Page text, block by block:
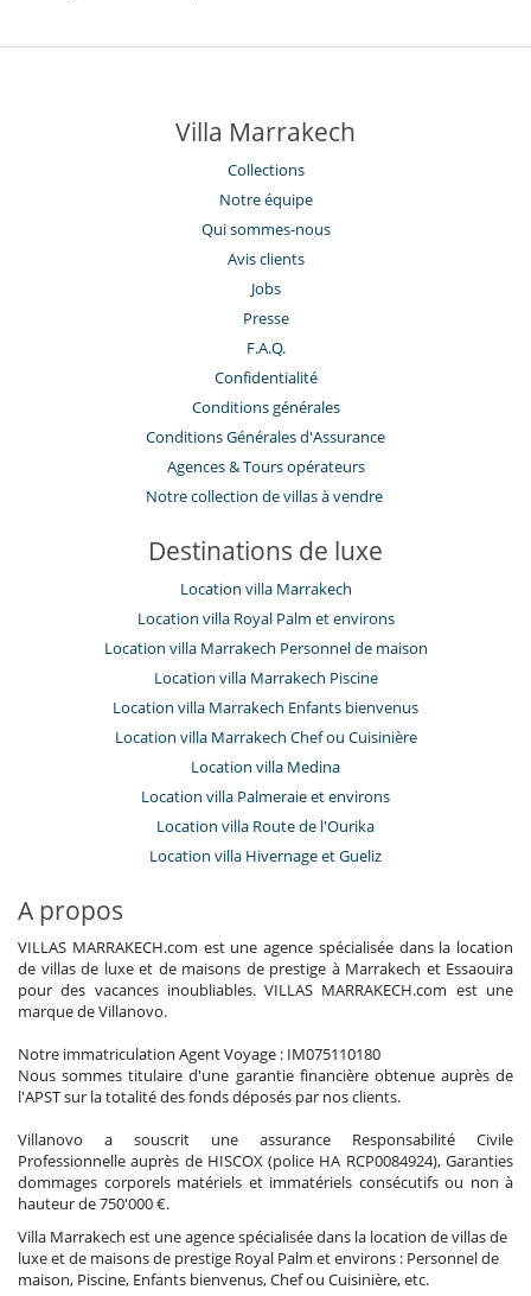
Villa Marrakech
Collections
Notre équipe
Qui sommes-nous
Avis clients
Jobs
Presse
F.A.Q.
Confidentialité
Conditions générales
Conditions Générales d'Assurance
​Agences & Tours opérateurs
Notre collection de villas à vendre
Destinations de luxe
Location villa Marrakech
Location villa Royal Palm et environs
Location villa Marrakech Personnel de maison
Location villa Marrakech Piscine
Location villa Marrakech Enfants bienvenus
Location villa Marrakech Chef ou Cuisinière
Location villa Medina
Location villa Palmeraie et environs
Location villa Route de l'Ourika
Location villa Hivernage et Gueliz
A propos
VILLAS MARRAKECH.com est une agence spécialisée dans la location
de villas de luxe et de maisons de prestige à Marrakech et Essaouira
pour des vacances inoubliables. VILLAS MARRAKECH.com est une
marque de Villanovo.
Notre immatriculation Agent Voyage : IM075110180
Nous sommes titulaire d'une garantie financière obtenue auprès de
l'APST sur la totalité des fonds déposés par nos clients.
Villanovo a souscrit une assurance Responsabilité Civile
Professionnelle auprès de HISCOX (police HA RCP0084924), Garanties
dommages corporels matériels et immatériels consécutifs ou non à
hauteur de 750'000 €.
Villa Marrakech est une agence spécialisée dans la location de villas de
luxe et de maisons de prestige Royal Palm et environs : Personnel de
maison, Piscine, Enfants bienvenus, Chef ou Cuisinière, etc.